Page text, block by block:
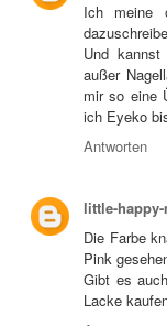
Ich meine
Und
außer
mir so eine
ich Eyeko
Antworten
little-
Die Farbe
Pink
Gibt es
Lacke